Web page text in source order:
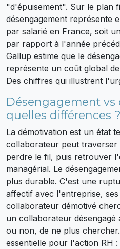
"d'épuisement". Sur le plan
désengagement représente
par salarié en France, soit
par rapport à l'année
Gallup estime que le
représente un coût global
Des chiffres qui illustrent
Désengagement
quelles différences ?
La démotivation est un état
collaborateur peut traverser
perdre le fil, puis retrouver
managérial. Le
plus durable. C'est une
affectif avec l'entreprise,
collaborateur démotivé
un collaborateur désengagé
ou non, de ne plus
essentielle pour l'action RH